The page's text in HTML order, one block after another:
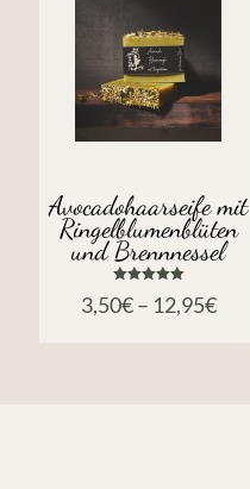
Avocadohaarseife mit
Ringelblumenblüten
und Brennnessel
mit
3,50€– 12,95€